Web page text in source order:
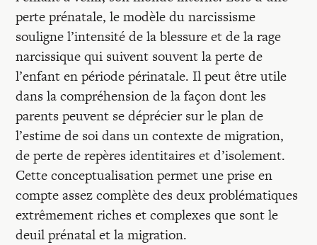
perte prénatale, le modèle du narcissisme
souligne l’intensité de la blessure et de la rage
narcissique qui suivent souvent la perte de
l’enfant en période périnatale. Il peut être utile
dans la compréhension de la façon dont les
parents peuvent se déprécier sur le plan de
l’estime de soi dans un contexte de migration,
de perte de repères identitaires et d’isolement.
Cette conceptualisation permet une prise en
compte assez complète des deux problématiques
extrêmement riches et complexes que sont le
deuil prénatal et la migration.